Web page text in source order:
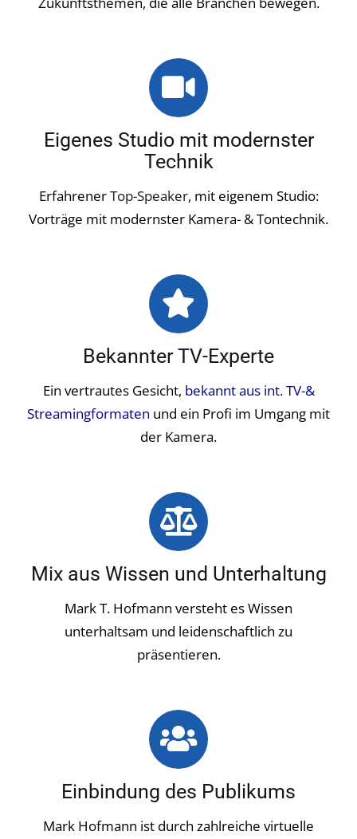
Eigenes Studio mit modernster
Technik
ErfahrenerTop-Speaker, mit eigenem Studio:
Vorträge mit modernster Kamera- & Tontechnik.
Bekannter TV-Experte
Ein vertrautes Gesicht, bekannt aus int. TV-&
Streamingformaten und ein Profi im Umgang mit
der Kamera.
Mix aus Wissen und Unterhaltung
Mark T. Hofmann versteht es Wissen
unterhaltsam und leidenschaftlich zu
präsentieren.
Einbindung des Publikums
Mark Hofmann ist durch zahlreiche virtuelle